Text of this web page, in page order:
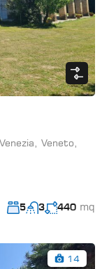
Veneto,
5 3 440 mq
14